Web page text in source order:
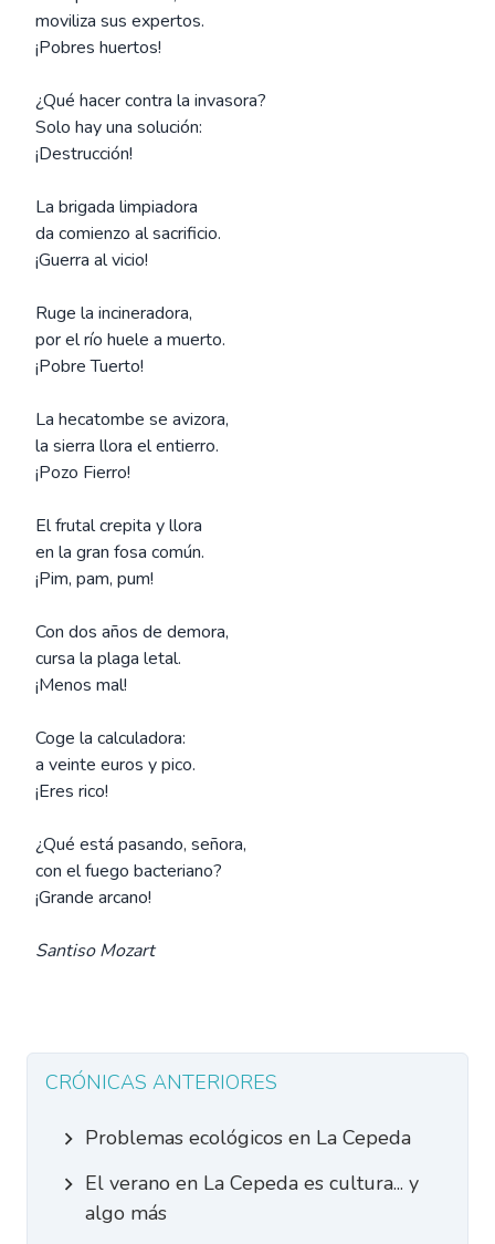
moviliza sus expertos.
¡Pobres huertos!
¿Qué hacer contra la invasora?
Solo hay una solución:
¡Destrucción!
La brigada limpiadora
da comienzo al sacrificio.
¡Guerra al vicio!
Ruge la incineradora,
por el río huele a muerto.
¡Pobre Tuerto!
La hecatombe se avizora,
la sierra llora el entierro.
¡Pozo Fierro!
El frutal crepita y llora
en la gran fosa común.
¡Pim, pam, pum!
Con dos años de demora,
cursa la plaga letal.
¡Menos mal!
Coge la calculadora:
a veinte euros y pico.
¡Eres rico!
¿Qué está pasando, señora,
con el fuego bacteriano?
¡Grande arcano!
Santiso Mozart
CRÓNICAS ANTERIORES
Problemas ecológicos en La Cepeda
El verano en La Cepeda es cultura... y
algo más